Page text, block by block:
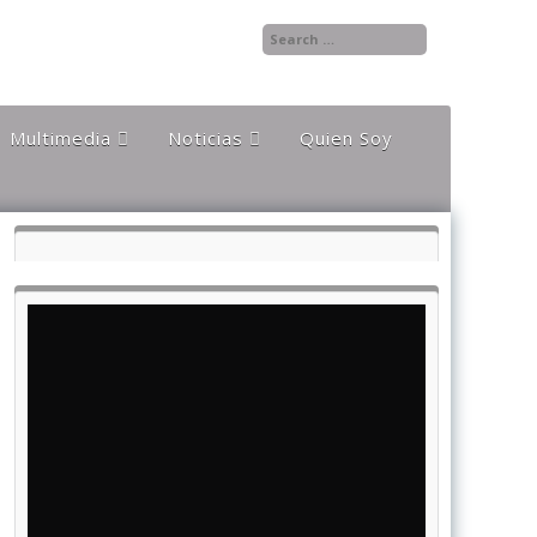
Multimedia
Documentos
Videos
Noticias
Noticias
Noticias Nacionales
Quien Soy